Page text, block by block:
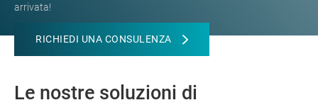
arrivata!
RICHIEDI UNA CONSULENZA
Le nostre soluzioni di